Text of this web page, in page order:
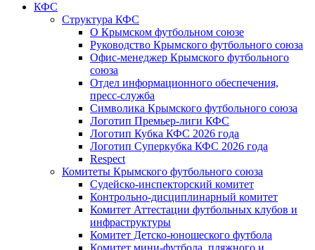
КФС
Структура КФС
О Крымском футбольном союзе
Руководство Крымского футбольного союза
Офис-менеджер Крымского футбольного
союза
Отдел информационного обеспечения,
пресс-служба
Символика Крымского футбольного союза
Логотип Премьер-лиги КФС
Логотип Кубка КФС 2026 года
Логотип Суперкубка КФС 2026 года
Respect
Комитеты Крымского футбольного союза
Судейско-инспекторский комитет
Контрольно-дисциплинарный комитет
Комитет Аттестации футбольных клубов и
инфраструктуры
Комитет Детско-юношеского футбола
Комитет мини-футбола, пляжного и